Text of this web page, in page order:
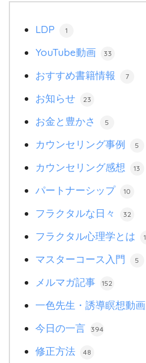
LDP 1
YouTube動画 33
おすすめ書籍情報 7
お知らせ 23
お金と豊かさ 5
カウンセリング事例 5
カウンセリング感想 13
パートナーシップ 10
フラクタルな日々 32
フラクタル心理学とは
マスターコース入門 5
メルマガ記事 152
一色先生・誘導瞑想動画
今日の一言 394
修正方法 48